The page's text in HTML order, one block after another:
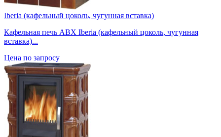
Iberia (кафельный цоколь, чугунная вставка)
Кафельная печь ABX Iberia (кафельный цоколь, чугунная
вставка)...
Цена по запросу